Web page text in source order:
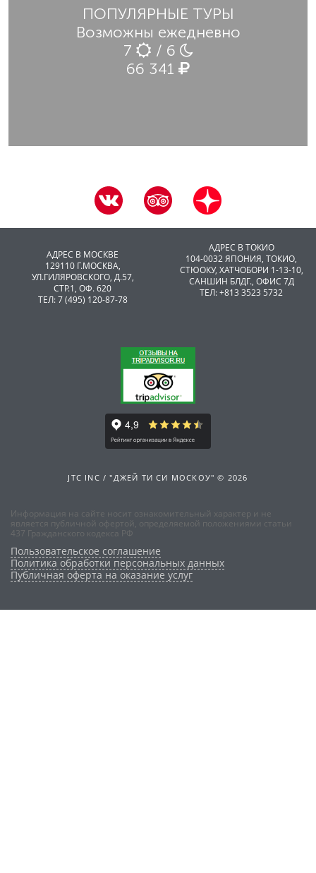
ПОПУЛЯРНЫЕ ТУРЫ
Возможны ежедневно
7
/ 6
66 341
АДРЕС В МОСКВЕ
129110 Г.МОСКВА,
УЛ.ГИЛЯРОВСКОГО, Д.57,
СТР.1, ОФ. 620
ТЕЛ: 7 (495) 120-87-78
АДРЕС В ТОКИО
104-0032 ЯПОНИЯ, ТОКИО,
CТЮОКУ, ХАТЧОБОРИ 1-13-10,
САНШИН БЛДГ., ОФИС 7Д
ТЕЛ: +813 3523 5732
JTC INC / "ДЖЕЙ ТИ СИ МОСКОУ" © 2026
Информация на сайте носит ознакомительный характер и не
является публичной офертой, определяемой положениями статьи
437 Гражданского кодекса РФ
Пользовательское соглашение
Политика обработки персональных данных
Публичная оферта на оказание услуг